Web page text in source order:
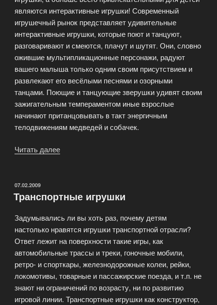
являются интерактивные игрушки! Современный
игрушечный рынок представляет удивительные
интерактивные игрушки, которые поют и танцуют,
разговаривают и смеются, плачут и шутят. Они, словно
ожившие мультипликационные персонажи, радуют
вашего малыша только одним своим присутствием и
развлекают его весёлыми песнями и озорными
танцами. Поющие и танцующие зверушки удивят своим
зажигательным темпераментом иные взрослые
начинают пританцовывать в такт энергичным
телодвижениям медведей и собачек.
Читать далее
ОПУБЛИКОВАНО
07.02.2009
Транспортные игрушки
Задумывались ли вы хоть раз, почему детям
настолько нравятся игрушки транспортной отрасли?
Ответ лежит на поверхности такие игры, как
автомобильные трассы и треки, гоночные мобили,
ретро- и спорткары, железнодорожные колеи, рейки,
локомотивы, товарные и пассажирские поезда, и т.п. не
знают ни ограничений по возрасту, ни по развитию
игровой линии. Транспортные игрушки как конструктор,